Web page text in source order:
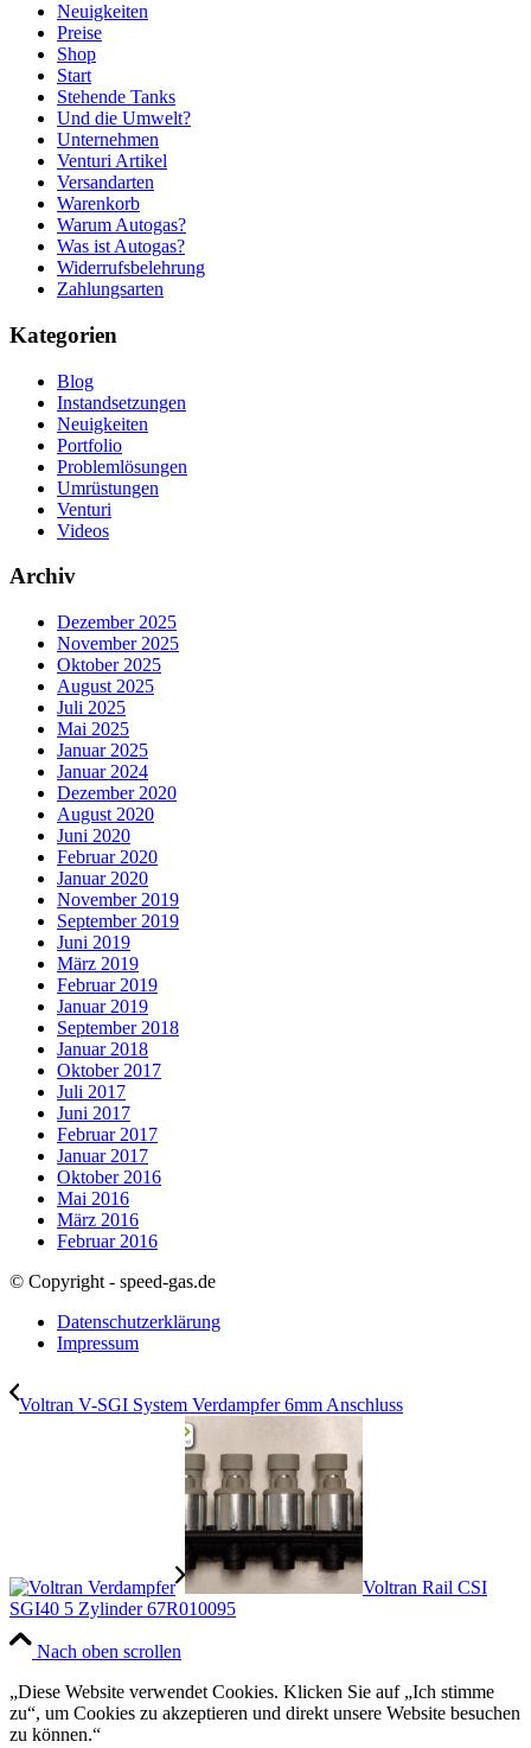
Neuigkeiten
Preise
Shop
Start
Stehende Tanks
Und die Umwelt?
Unternehmen
Venturi Artikel
Versandarten
Warenkorb
Warum Autogas?
Was ist Autogas?
Widerrufsbelehrung
Zahlungsarten
Kategorien
Blog
Instandsetzungen
Neuigkeiten
Portfolio
Problemlösungen
Umrüstungen
Venturi
Videos
Archiv
Dezember 2025
November 2025
Oktober 2025
August 2025
Juli 2025
Mai 2025
Januar 2025
Januar 2024
Dezember 2020
August 2020
Juni 2020
Februar 2020
Januar 2020
November 2019
September 2019
Juni 2019
März 2019
Februar 2019
Januar 2019
September 2018
Januar 2018
Oktober 2017
Juli 2017
Juni 2017
Februar 2017
Januar 2017
Oktober 2016
Mai 2016
März 2016
Februar 2016
© Copyright - speed-gas.de
Datenschutzerklärung
Impressum
Voltran V-SGI System Verdampfer 6mm Anschluss
Voltran Rail CSI
SGI40 5 Zylinder 67R010095
Nach oben scrollen
„Diese Website verwendet Cookies. Klicken Sie auf „Ich stimme
zu“, um Cookies zu akzeptieren und direkt unsere Website besuchen
zu können.“